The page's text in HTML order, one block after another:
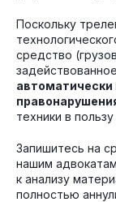
Поскольку
средство
автоматически
техники в
Запишитесь на
нашим
к анализу
полностью